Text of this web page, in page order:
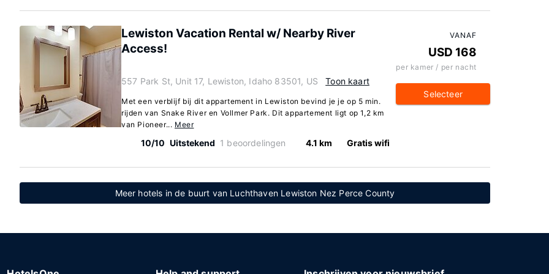
Lewiston Vacation Rental w/ Nearby River
Access!
557 Park St, Unit 17, Lewiston, Idaho 83501, US Toon kaart
Met een verblijf bij dit appartement in Lewiston bevind je je op 5 min.
rijden van Snake River en Vollmer Park. Dit appartement ligt op 1,2 km
van Pioneer... Meer
10/10 Uitstekend 1 beoordelingen 4.1 km Gratis wifi
VANAF
USD 168
per kamer / per nacht
Selecteer
Meer hotels in de buurt van Luchthaven Lewiston Nez Perce County